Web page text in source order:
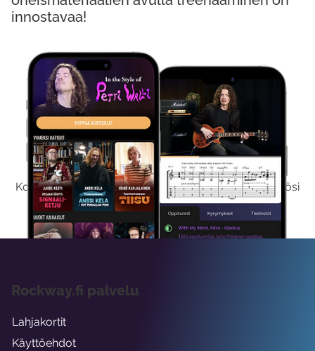
Kokeile Ilmaiseksi
Kokeilemalla ilmaiseksi saat koko sisältömme käyttöösi
viikon ajaksi.
innostavaa!
Rockway.fi palvelu
Lahjakortit
Käyttöehdot